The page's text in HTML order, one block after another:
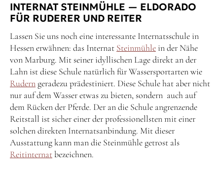
INTERNAT STEINMÜHLE — ELDORADO
FÜR RUDERER UND REITER
Lassen Sie uns noch eine interessante Internatsschule in
Hessen erwähnen: das Internat Steinmühle in der Nähe
von Marburg. Mit seiner idyllischen Lage direkt an der
Lahn ist diese Schule natürlich für Wassersportarten wie
Rudern geradezu prädestiniert. Diese Schule hat aber nicht
nur auf dem Wasser etwas zu bieten, sondern auch auf
dem Rücken der Pferde. Der an die Schule angrenzende
Reitstall ist sicher einer der professionellsten mit einer
solchen direkten Internatsanbindung. Mit dieser
Ausstattung kann man die Steinmühle getrost als
Reitinternatbezeichnen.